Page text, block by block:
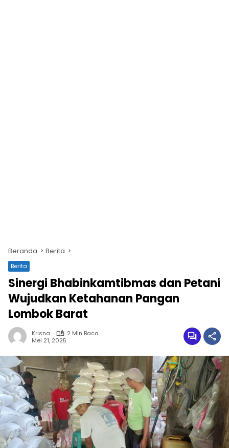
Beranda Berita
Berita
Sinergi Bhabinkamtibmas dan Petani
Wujudkan Ketahanan Pangan
Lombok Barat
Krisna
2 Min Baca
Mei 21, 2025